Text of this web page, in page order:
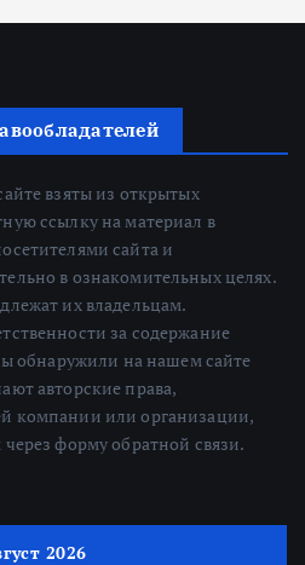
взяты из открытых
ссылку на материал в
сайта и
в ознакомительных целях.
их владельцам.
за содержание
обнаружили на нашем сайте
авторские права,
компании или организации,
форму обратной связи.
2026